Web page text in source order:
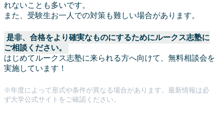
れないことも多いです。
また、受験生お一人での対策も難しい場合があります。
是非、合格をより確実なものにするためにルークス志塾に
ご相談ください。
はじめてルークス志塾に来られる方へ向けて、無料相談会を
実施しています！
※年度によって形式や条件が異なる場合があります。最新情報は必
ず大学公式サイトをご確認ください。